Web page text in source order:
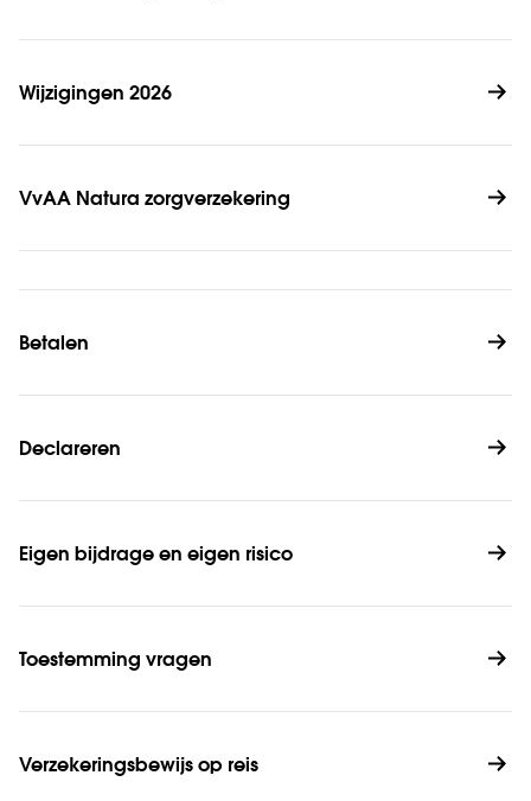
Wijzigingen 2026
VvAA Natura zorgverzekering
Betalen
Declareren
Eigen bijdrage en eigen risico
Toestemming vragen
Verzekeringsbewijs op reis